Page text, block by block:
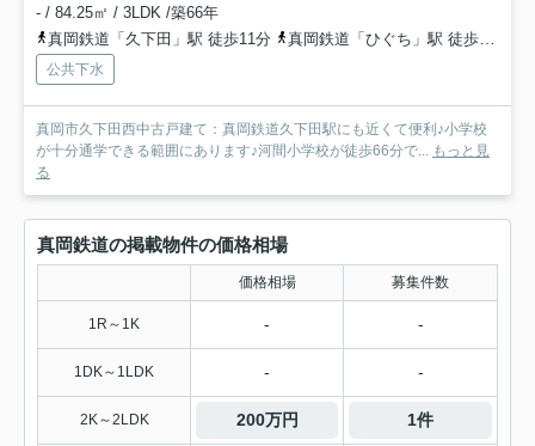
- / 84.25㎡ / 3LDK /築66年
真岡鉄道「久下田」駅 徒歩11分
真岡鉄道「ひぐち」駅 徒歩34分
公共下水
真岡市久下田西中古戸建て：真岡鉄道久下田駅にも近くて便利♪小学校
が十分通学できる範囲にあります♪河間小学校が徒歩66分で... もっと見
る
真岡鉄道の掲載物件の価格相場
価格相場 募集件数
1R～1K - -
1DK～1LDK - -
2K～2LDK 200万円 1件